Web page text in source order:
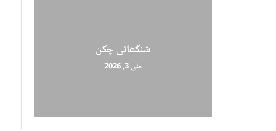
شنگھائی چکن
مئی 3, 2026